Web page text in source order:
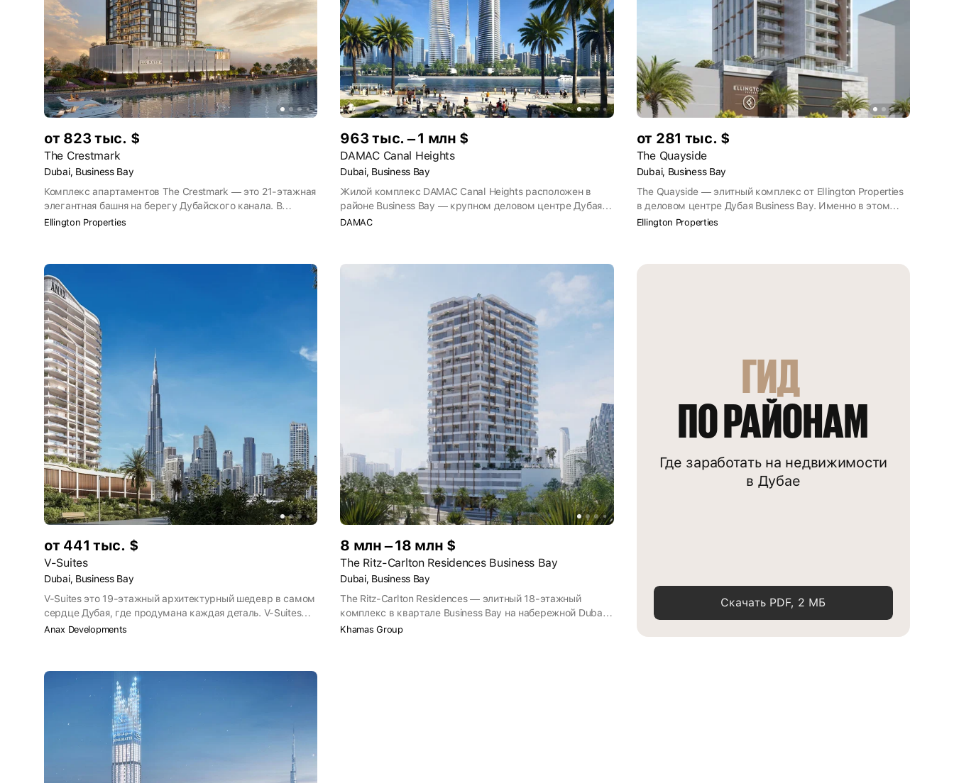
от 823 тыс. $
The Crestmark
Dubai, Business Bay
Комплекс апартаментов The Crestmark — это 21-этажная
элегантная башня на берегу Дубайского канала. В
комплексе представлены студии и апартаменты с 1, 2, 3
Срок сдачи проекта — I квартал 2026 года.
Ellington Properties
963 тыс. – 1 млн $
DAMAC Canal Heights
Dubai, Business Bay
Жилой комплекс DAMAC Canal Heights расположен в
районе Business Bay — крупном деловом центре Дубая.
Здесь сосредоточено множество небоскрёбов: жилых и
Heights со студиями и апартаментами.
DAMAC
от 281 тыс. $
The Quayside
Dubai, Business Bay
The Quayside — элитный комплекс от Ellington Properties
в деловом центре Дубая Business Bay. Именно в этом
районе базируются офисы глобальных корпораций,
Дубая. The Quayside сдадут в конце I квартала 2026
Ellington Properties
от 441 тыс. $
V-Suites
Dubai, Business Bay
V-Suites это 19-этажный архитектурный шедевр в самом
сердце Дубая, где продумана каждая деталь. V-Suites
приглашает полностью насладиться настоящим
Anax Developments
8 млн – 18 млн $
The Ritz-Carlton Residences Business Bay
Dubai, Business Bay
The Ritz-Carlton Residences — элитный 18-этажный
комплекс в квартале Business Bay на набережной Dubai
Canal. Жителям резиденций будет доступно
Khamas Group
ГИД
ПО РАЙОНАМ
Где заработать на недвижимости
в Дубае
Скачать PDF, 2 МБ